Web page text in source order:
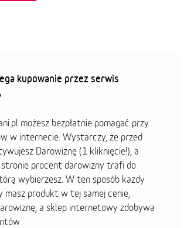
kupowanie przez serwis
możesz bezpłatnie pomagać przy
w internecie. Wystarczy, że przed
Darowiznę (1 kliknięcie!), a
stronie procent darowizny trafi do
wybierzesz. W ten sposób każdy
masz produkt w tej samej cenie,
a sklep internetowy zdobywa